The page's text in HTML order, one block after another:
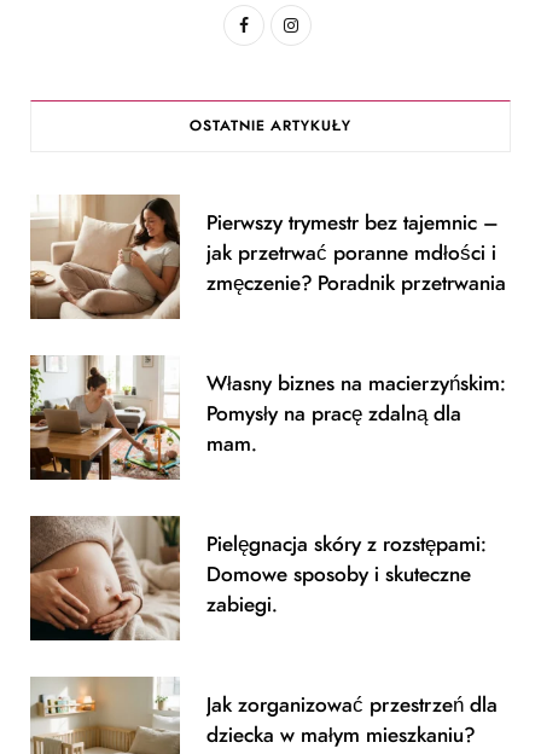
F
c
o
I
s
g
r
OSTATNIE ARTYKUŁY
Pierwszy trymestr bez tajemnic –
jak przetrwać poranne mdłości i
zmęczenie? Poradnik przetrwania
Własny biznes na macierzyńskim:
Pomysły na pracę zdalną dla
mam.
Pielęgnacja skóry z rozstępami:
Domowe sposoby i skuteczne
zabiegi.
Jak zorganizować przestrzeń dla
dziecka w małym mieszkaniu?